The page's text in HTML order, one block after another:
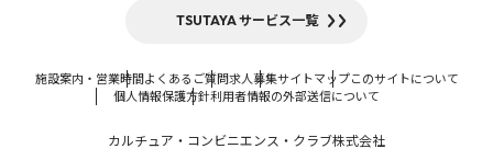
TSUTAYA サービス一覧
施設案内・営業時間 よくあるご質問求人募集サイトマップこのサイトについて
個人情報保護方針利用者情報の外部送信について
カルチュア・コンビニエンス・クラブ株式会社